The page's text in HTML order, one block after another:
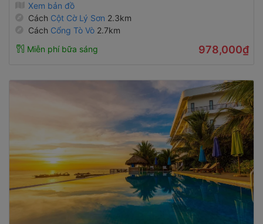
Xem bản đồ
Cách Cột Cờ Lý Sơn 2.3km
Cách Cổng Tò Vò 2.7km
Miễn phí bữa sáng
978,000₫